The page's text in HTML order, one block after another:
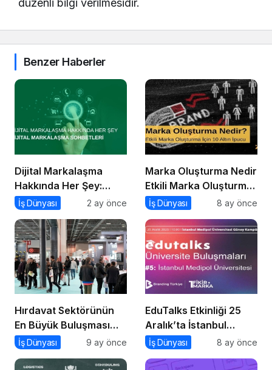
düzenli bilgi verilmesidir.
Benzer Haberler
Dijital Markalaşma
Hakkında Her Şey:
Dijital Markalaşma
Serisi
İş Dünyası 2 ay önce
Marka Oluşturma Nedir
Etkili Marka Oluşturma
için 10 Altın İpucu
İş Dünyası 8 ay önce
Hırdavat Sektörünün
En Büyük Buluşması
İçin İstanbul Hazır!
İş Dünyası 9 ay önce
EduTalks Etkinliği 25
Aralık’ta İstanbul
Medipol
İş Dünyası 8 ay önce